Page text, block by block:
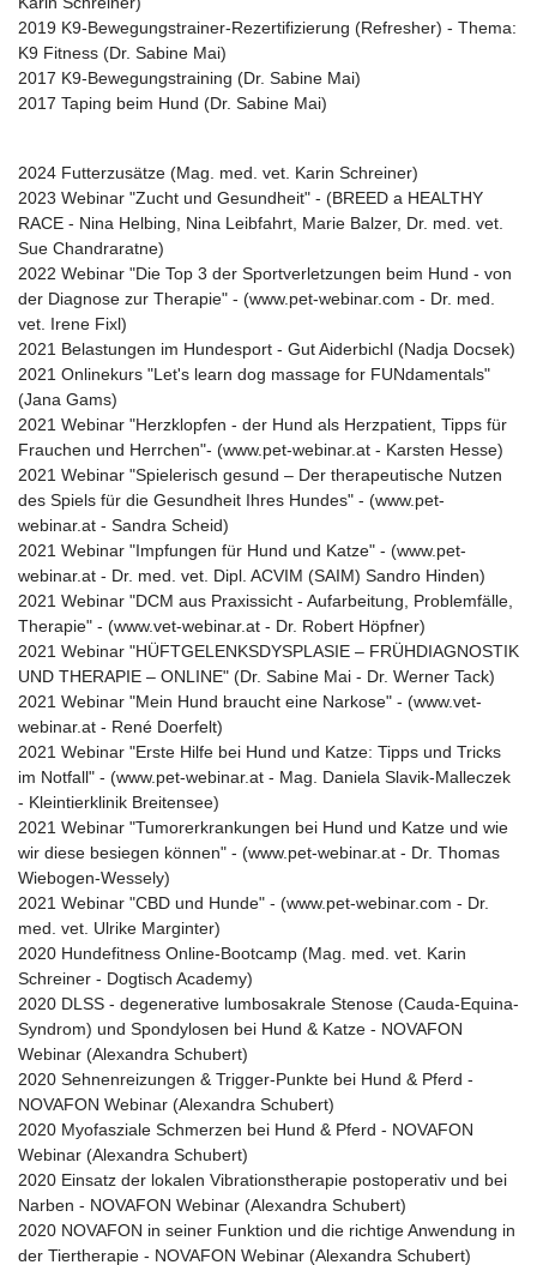
2019 K9-Bewegungstrainer-Rezertifizierung (Refresher) - Thema:
K9 Fitness (Dr. Sabine Mai)
2017 K9-Bewegungstraining (Dr. Sabine Mai)
2017 Taping beim Hund (Dr. Sabine Mai)
2024 Futterzusätze (Mag. med. vet. Karin Schreiner)
2023 Webinar "Zucht und Gesundheit" - (BREED a HEALTHY
RACE - Nina Helbing, Nina Leibfahrt, Marie Balzer, Dr. med. vet.
Sue Chandraratne)
2022 Webinar "Die Top 3 der Sportverletzungen beim Hund - von
der Diagnose zur Therapie" - (www.pet-webinar.com - Dr. med.
vet. Irene Fixl)
2021 Belastungen im Hundesport - Gut Aiderbichl (Nadja Docsek)
2021 Onlinekurs "Let's learn dog massage for FUNdamentals"
(Jana Gams)
2021 Webinar "Herzklopfen - der Hund als Herzpatient, Tipps für
Frauchen und Herrchen"- (www.pet-webinar.at - Karsten Hesse)
2021 Webinar "Spielerisch gesund – Der therapeutische Nutzen
des Spiels für die Gesundheit Ihres Hundes" - (www.pet-
webinar.at - Sandra Scheid)
2021 Webinar "Impfungen für Hund und Katze" - (www.pet-
webinar.at - Dr. med. vet. Dipl. ACVIM (SAIM) Sandro Hinden)
2021 Webinar "DCM aus Praxissicht - Aufarbeitung, Problemfälle,
Therapie" - (www.vet-webinar.at - Dr. Robert Höpfner)
2021 Webinar "HÜFTGELENKSDYSPLASIE – FRÜHDIAGNOSTIK
UND THERAPIE – ONLINE" (Dr. Sabine Mai - Dr. Werner Tack)
2021 Webinar "Mein Hund braucht eine Narkose" - (www.vet-
webinar.at - René Doerfelt)
2021 Webinar "Erste Hilfe bei Hund und Katze: Tipps und Tricks
im Notfall" - (www.pet-webinar.at - Mag. Daniela Slavik-Malleczek
- Kleintierklinik Breitensee)
2021 Webinar "Tumorerkrankungen bei Hund und Katze und wie
wir diese besiegen können" - (www.pet-webinar.at - Dr. Thomas
Wiebogen-Wessely)
2021 Webinar "CBD und Hunde" - (www.pet-webinar.com - Dr.
med. vet. Ulrike Marginter)
2020 Hundefitness Online-Bootcamp (Mag. med. vet. Karin
Schreiner - Dogtisch Academy)
2020 DLSS - degenerative lumbosakrale Stenose (Cauda-Equina-
Syndrom) und Spondylosen bei Hund & Katze - NOVAFON
Webinar (Alexandra Schubert)
2020 Sehnenreizungen & Trigger-Punkte bei Hund & Pferd -
NOVAFON Webinar (Alexandra Schubert)
2020 Myofasziale Schmerzen bei Hund & Pferd - NOVAFON
Webinar (Alexandra Schubert)
2020 Einsatz der lokalen Vibrationstherapie postoperativ und bei
Narben - NOVAFON Webinar (Alexandra Schubert)
2020 NOVAFON in seiner Funktion und die richtige Anwendung in
der Tiertherapie - NOVAFON Webinar (Alexandra Schubert)